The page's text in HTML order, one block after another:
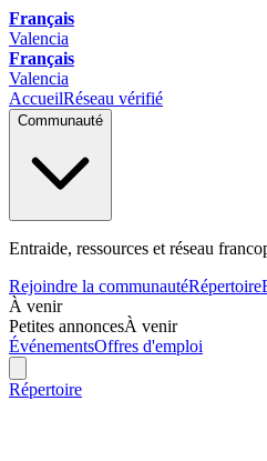
Français
Valencia
Français
Valencia
AccueilRéseau vérifié
Communauté
Entraide, ressources et réseau
Rejoindre la communautéRépertoire
À venir
Petites annoncesÀ venir
ÉvénementsOffres d'emploi
Répertoire